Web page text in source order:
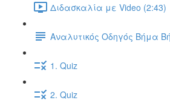
Διδασκαλία με Video (2:43)
Αναλυτικός Οδηγός Βήμα
1. Quiz
2. Quiz